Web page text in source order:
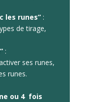
les runes” :
de tirage,
:
ses runes,
runes.
ou 4 fois